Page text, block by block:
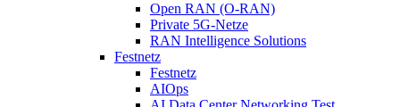
Open RAN (O-RAN)
Private 5G-Netze
RAN Intelligence Solutions
Festnetz
Festnetz
AIOps